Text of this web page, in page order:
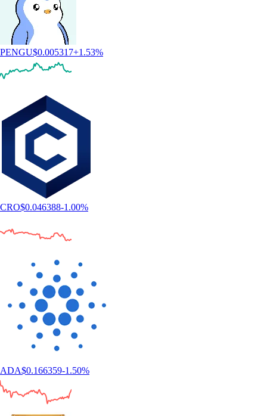
PENGU$0.005317+1.53%
CRO$0.046388-1.00%
ADA$0.166359-1.50%